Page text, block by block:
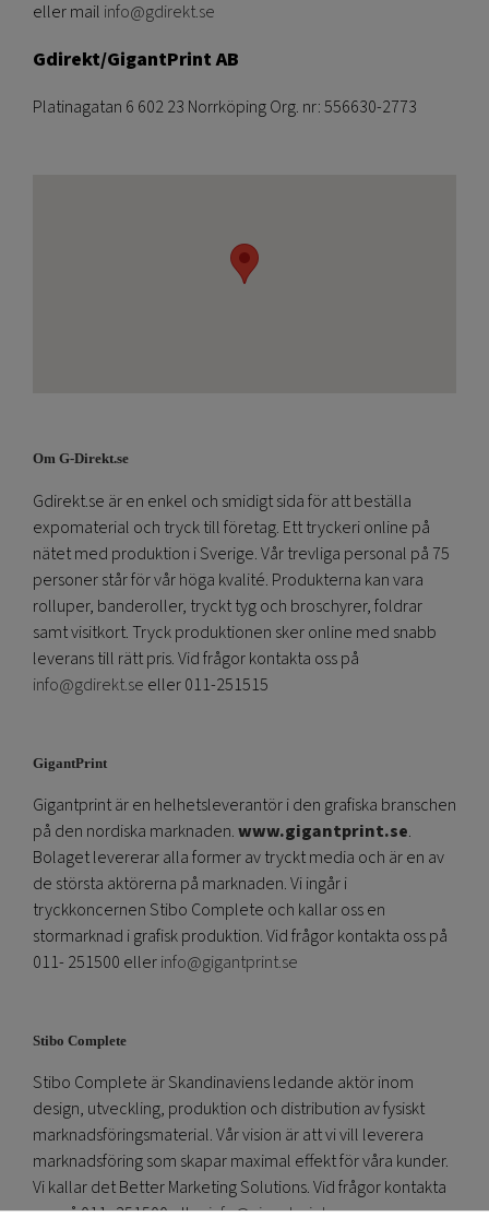
eller mail info@gdirekt.se
Gdirekt/GigantPrint AB
Platinagatan 6 602 23 Norrköping Org. nr: 556630-2773
Om G-Direkt.se
Gdirekt.se är en enkel och smidigt sida för att beställa
expomaterial och tryck till företag. Ett tryckeri online på
nätet med produktion i Sverige. Vår trevliga personal på 75
personer står för vår höga kvalité. Produkterna kan vara
rolluper, banderoller, tryckt tyg och broschyrer, foldrar
samt visitkort. Tryck produktionen sker online med snabb
leverans till rätt pris. Vid frågor kontakta oss på
info@gdirekt.se eller 011-251515
GigantPrint
Gigantprint är en helhetsleverantör i den grafiska branschen
på den nordiska marknaden.www.gigantprint.se.
Bolaget levererar alla former av tryckt media och är en av
de största aktörerna på marknaden. Vi ingår i
tryckkoncernen Stibo Complete och kallar oss en
stormarknad i grafisk produktion. Vid frågor kontakta oss på
011- 251500 ellerinfo@gigantprint.se
Stibo Complete
Stibo Complete är Skandinaviens ledande aktör inom
design, utveckling, produktion och distribution av fysiskt
marknadsföringsmaterial. Vår vision är att vi vill leverera
marknadsföring som skapar maximal effekt för våra kunder.
Vi kallar det Better Marketing Solutions. Vid frågor kontakta
oss på 011- 251500 ellerinfo@gigantprint.se